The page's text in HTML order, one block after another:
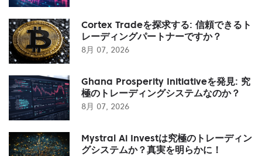
Cortex Tradeを探求する: 信頼できるト
レーディングパートナーですか？
8月 07, 2026
Ghana Prosperity Initiativeを発見: 究
極のトレーディングシステムなのか？
8月 07, 2026
Mystral Ai Investは究極のトレーディン
グシステムか？真実を明らかに！